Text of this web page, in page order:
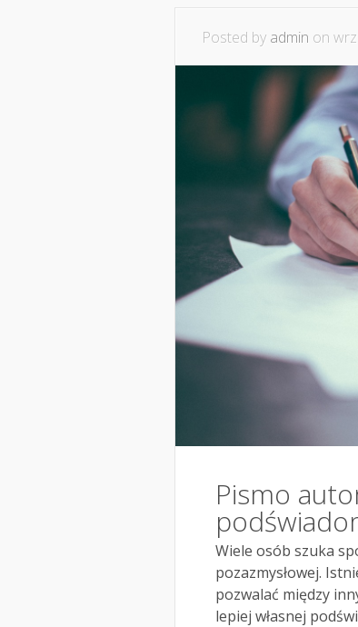
Posted by admin on
Pismo
Wiele osób szuka
pozazmysłowej.
pozwalać między
lepiej własnej